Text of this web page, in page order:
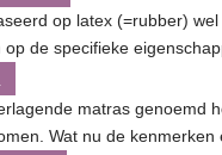
op latex (=rubber)
de specifieke
matras genoemd
Wat nu de